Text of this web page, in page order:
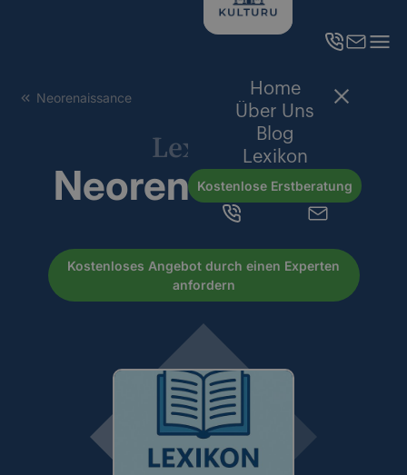
Home
Über Uns
Blog
Lexikon
Kostenlose Erstberatung
Neorenaissance
Lexikon
Neorenaissance
Kostenloses Angebot durch einen Experten
anfordern